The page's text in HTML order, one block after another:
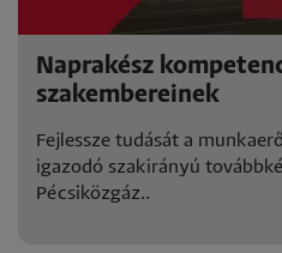
Naprakész
szakembereinek
Fejlessze tudását a
igazodó szakirányú
Pécsiközgáz..